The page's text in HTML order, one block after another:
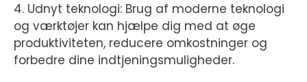
4. Udnyt teknologi: Brug af moderne teknologi
og værktøjer kan hjælpe dig med at øge
produktiviteten, reducere omkostninger og
forbedre dine indtjeningsmuligheder.